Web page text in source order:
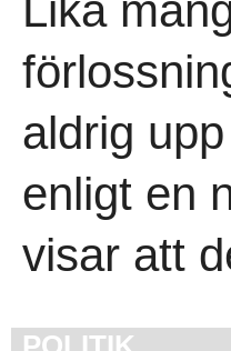
Lika
aldrig
enligt en
visar att